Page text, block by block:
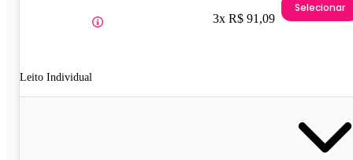
Leito Individual
3x R$ 91,09
Selecionar